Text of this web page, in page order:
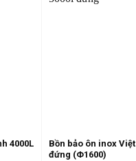
4000L
Bồn bảo ôn inox
đứng (Φ1600)